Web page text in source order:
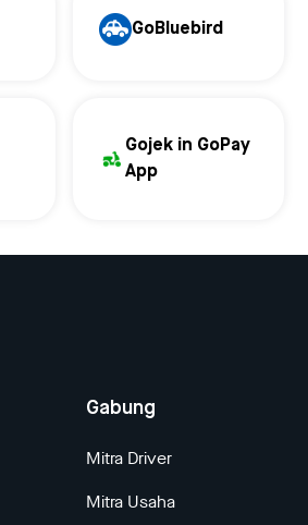
GoBluebird
Gojek in GoPay
App
Gabung
Mitra Driver
Mitra Usaha